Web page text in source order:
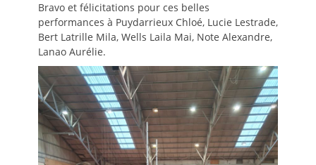
Bravo et félicitations pour ces belles
performances à Puydarrieux Chloé, Lucie Lestrade,
Bert Latrille Mila, Wells Laila Mai, Note Alexandre,
Lanao Aurélie.